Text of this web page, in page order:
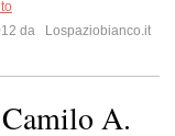
da
Lospaziobianco.it
A.